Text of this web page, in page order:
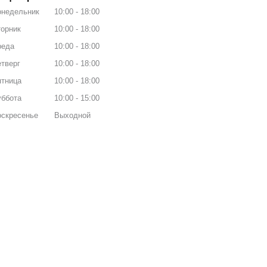
10:00
18:00
10:00
18:00
10:00
18:00
10:00
18:00
10:00
18:00
10:00
15:00
Выходной